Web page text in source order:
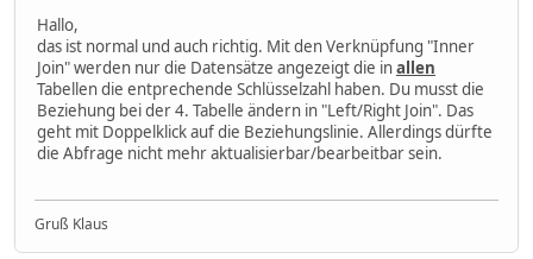
Hallo,
das ist normal und auch richtig. Mit den Verknüpfung "Inner
Join" werden nur die Datensätze angezeigt die inallen
Tabellen die entprechende Schlüsselzahl haben. Du musst die
Beziehung bei der 4. Tabelle ändern in "Left/Right Join". Das
geht mit Doppelklick auf die Beziehungslinie. Allerdings dürfte
die Abfrage nicht mehr aktualisierbar/bearbeitbar sein.
Gruß Klaus